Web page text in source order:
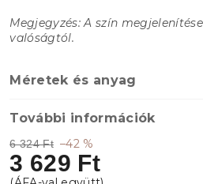
6 324 Ft –42 %
3 629 Ft
Megjegyzés: A szín
valóságtól.
Méretek és anyag
További információk